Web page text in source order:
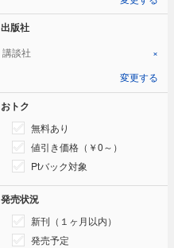
出版社
講談社 ×
変更する
おトク
無料あり
値引き価格（￥0～）
Ptバック対象
発売状況
新刊（１ヶ月以内）
発売予定